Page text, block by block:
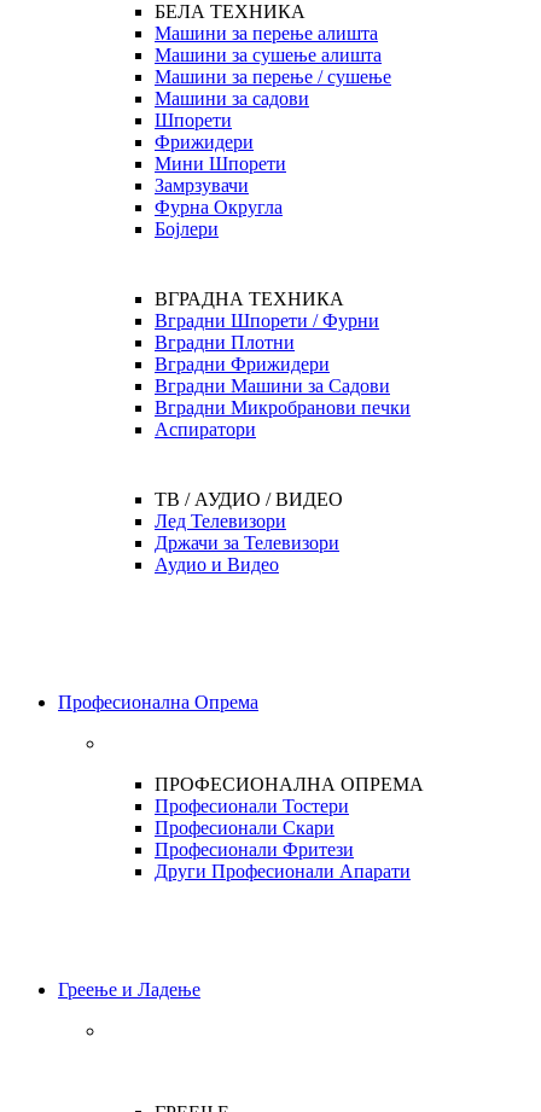
БЕЛА ТЕХНИКА
Машини за перење алишта
Машини за сушење алишта
Машини за перење / сушење
Машини за садови
Шпорети
Фрижидери
Мини Шпорети
Замрзувачи
Фурна Округла
Бојлери
ВГРАДНА ТЕХНИКА
Вградни Шпорети / Фурни
Вградни Плотни
Вградни Фрижидери
Вградни Машини за Садови
Вградни Микробранови печки
Аспиратори
ТВ / АУДИО / ВИДЕО
Лед Телевизори
Држачи за Телевизори
Аудио и Видео
Професионална Опрема
ПРОФЕСИОНАЛНА ОПРЕМА
Професионали Тостери
Професионали Скари
Професионали Фритези
Други Професионали Апарати
Греење и Ладење